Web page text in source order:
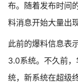
布。随着发布时间
料消息开始大量出现
此前的爆料信息表
3.0系统。不久前
统，新系统在超级